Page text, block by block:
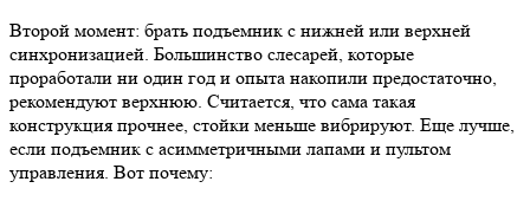
Второй момент: брать подъемник с нижней или верхней
синхронизацией. Большинство слесарей, которые
проработали ни один год и опыта накопили предостаточно,
рекомендуют верхнюю. Считается, что сама такая
конструкция прочнее, стойки меньше вибрируют. Еще лучше,
если подъемник с асимметричными лапами и пультом
управления. Вот почему: